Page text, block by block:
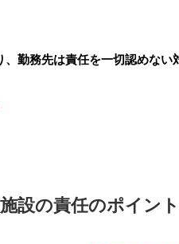
勤務先は責任を一切認めない
設の責任のポイント